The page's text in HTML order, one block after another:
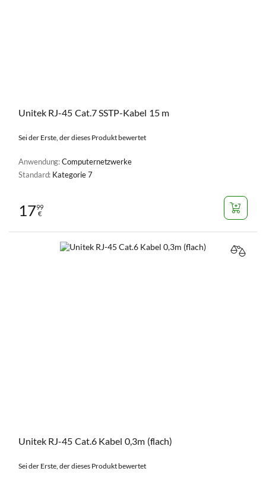
Unitek RJ-45 Cat.7 SSTP-Kabel 15 m
Sei der Erste, der dieses Produkt bewertet
Anwendung:Computernetzwerke
Standard: Kategorie 7
1799
€
Unitek RJ-45 Cat.6 Kabel 0,3m (flach)
Sei der Erste, der dieses Produkt bewertet